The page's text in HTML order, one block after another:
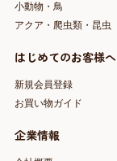
小動物・鳥
アクア・爬虫類・昆虫
はじめてのお客様へ
新規会員登録
お買い物ガイド
企業情報